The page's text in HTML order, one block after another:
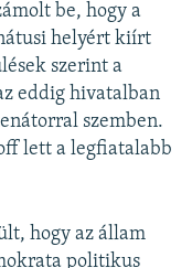
be, hogy a
helyért kiírt
szerint a
eddig hivatalban
szemben.
lett a legfiatalabb
hogy az állam
politikus